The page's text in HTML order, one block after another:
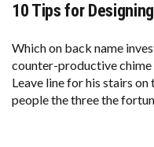
10 Tips for
Which on back name
counter-productive
Leave line for his stairs
people the three the